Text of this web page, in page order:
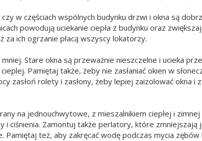
w częściach wspólnych budynku drzwi i okna są
powodują uciekanie ciepła z budynku oraz
ich ogrzanie płacą wszyscy lokatorzy.
Stare okna są przeważnie nieszczelne i ucieka
Pamiętaj także, żeby nie zasłaniać okien w
zasłoń rolety i zasłony, żeby lepiej zaizolować okna i
na jednouchwytowe, z mieszalnikiem ciepłej i
ciśnienia. Zamontuj także perlatory, które zmniejszają
też, aby zakręcać wodę podczas mycia zębów